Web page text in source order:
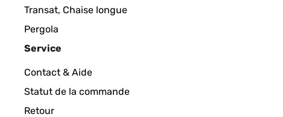
Amazon-Benutzer
Optisch ansprechend, funktioniert
Transat, Chaise longue
Pergola
Service
Contact & Aide
Statut de la commande
Retour